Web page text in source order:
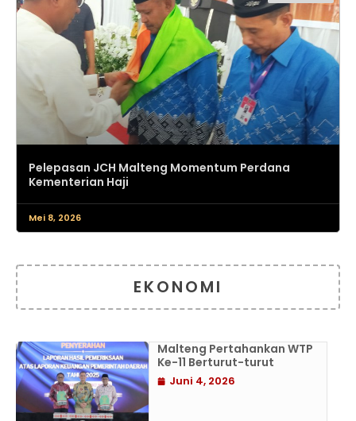
Pelepasan JCH Malteng Momentum Perdana
Kementerian Haji
Mei 8, 2026
EKONOMI
Malteng Pertahankan WTP
Ke-11 Berturut-turut
Juni 4, 2026